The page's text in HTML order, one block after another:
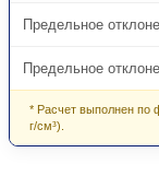
Предельное
Предельное
* Расчет выполнен по
г/см³).